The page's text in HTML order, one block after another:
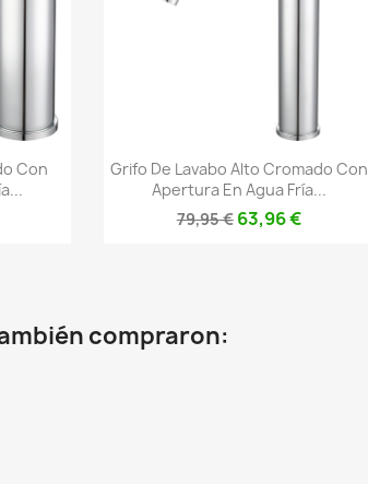
Con
Vista rápida
Grifo De Lavabo Alto Cromado Con
Apertura En Agua Fría...
79,95 € 63,96 €
compraron: